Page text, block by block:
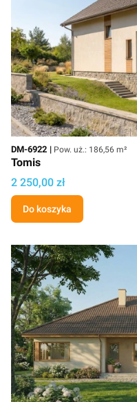
Kod
DM-6922 Powierzchnia użytkowa
Pow. uż.: 186,56 m²
Tomis
Cena projektu
2 250,00 zł
Do koszyka